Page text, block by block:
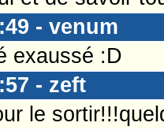
- venum
exaussé :D
- zeft
le